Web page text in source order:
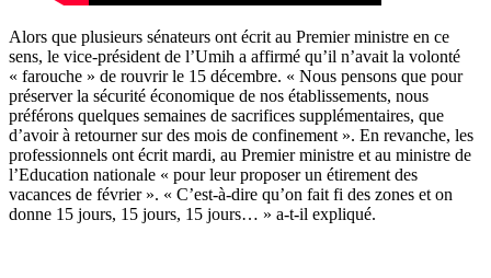
Alors que plusieurs sénateurs ont écrit au Premier ministre en ce
sens, le vice-président de l’Umih a affirmé qu’il n’avait la volonté
« farouche » de rouvrir le 15 décembre. « Nous pensons que pour
préserver la sécurité économique de nos établissements, nous
préférons quelques semaines de sacrifices supplémentaires, que
d’avoir à retourner sur des mois de confinement ». En revanche, les
professionnels ont écrit mardi, au Premier ministre et au ministre de
l’Education nationale « pour leur proposer un étirement des
vacances de février ». « C’est-à-dire qu’on fait fi des zones et on
donne 15 jours, 15 jours, 15 jours… » a-t-il expliqué.